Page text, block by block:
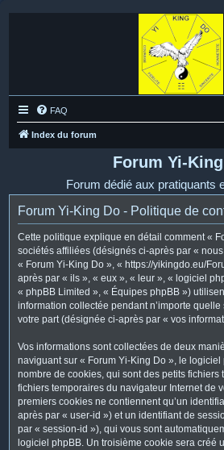
FAQ
Index du forum
Forum Yi-
Forum dédié aux pratiquants
Forum Yi-King Do - Politique de
Cette politique explique en détail comment «
sociétés affiliées (désignés ci-après par «
« Forum Yi-King Do », « https://yikingdo.eu/
après par « ils », « eux », « leur », « logiciel
« phpBB Limited », « Équipes phpBB »)
information collectée pendant n’importe quelle
votre part (désignée ci-après par « vos
Vos informations sont collectées de deux
naviguant sur « Forum Yi-King Do », le
nombre de cookies, qui sont des petits fichiers
fichiers temporaires du navigateur Internet de
premiers cookies ne contiennent qu’un
après par « user-id ») et un identifiant de
par « session-id »), qui vous sont
logiciel phpBB. Un troisième cookie sera créé